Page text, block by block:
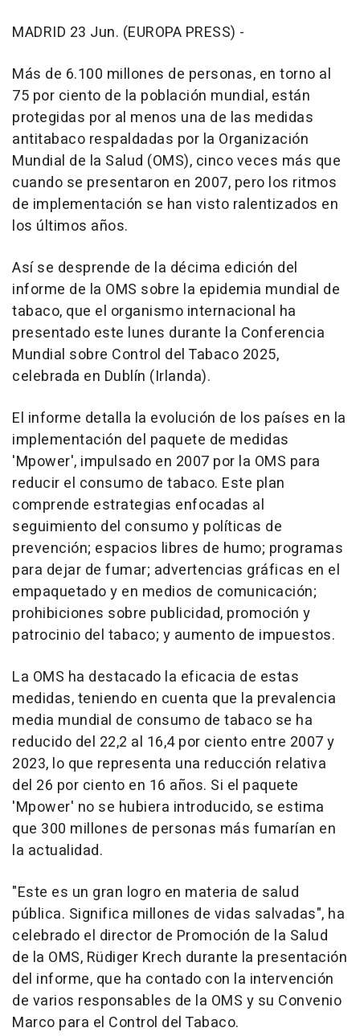
MADRID 23 Jun. (EUROPA PRESS) -
Más de 6.100 millones de personas, en torno al
75 por ciento de la población mundial, están
protegidas por al menos una de las medidas
antitabaco respaldadas por la Organización
Mundial de la Salud (OMS), cinco veces más que
cuando se presentaron en 2007, pero los ritmos
de implementación se han visto ralentizados en
los últimos años.
Así se desprende de la décima edición del
informe de la OMS sobre la epidemia mundial de
tabaco, que el organismo internacional ha
presentado este lunes durante la Conferencia
Mundial sobre Control del Tabaco 2025,
celebrada en Dublín (Irlanda).
El informe detalla la evolución de los países en la
implementación del paquete de medidas
'Mpower', impulsado en 2007 por la OMS para
reducir el consumo de tabaco. Este plan
comprende estrategias enfocadas al
seguimiento del consumo y políticas de
prevención; espacios libres de humo; programas
para dejar de fumar; advertencias gráficas en el
empaquetado y en medios de comunicación;
prohibiciones sobre publicidad, promoción y
patrocinio del tabaco; y aumento de impuestos.
La OMS ha destacado la eficacia de estas
medidas, teniendo en cuenta que la prevalencia
media mundial de consumo de tabaco se ha
reducido del 22,2 al 16,4 por ciento entre 2007 y
2023, lo que representa una reducción relativa
del 26 por ciento en 16 años. Si el paquete
'Mpower' no se hubiera introducido, se estima
que 300 millones de personas más fumarían en
la actualidad.
"Este es un gran logro en materia de salud
pública. Significa millones de vidas salvadas", ha
celebrado el director de Promoción de la Salud
de la OMS, Rüdiger Krech durante la presentación
del informe, que ha contado con la intervención
de varios responsables de la OMS y su Convenio
Marco para el Control del Tabaco.